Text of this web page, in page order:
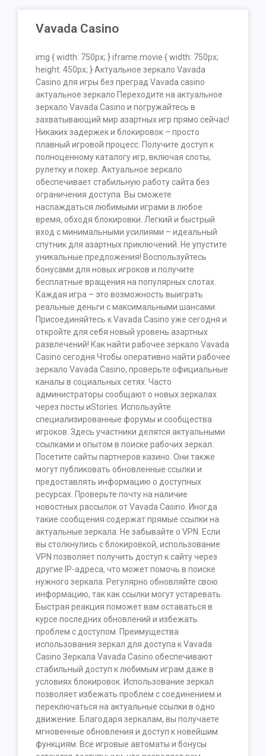
Vavada Casino
img { width: 750px; } iframe.movie { width: 750px;
height: 450px; } Актуальное зеркало Vavada
Casino для игры без преград Vavada casino
актуальное зеркало Переходите на актуальное
зеркало Vavada Casino и погружайтесь в
захватывающий мир азартных игр прямо сейчас!
Никаких задержек и блокировок – просто
плавный игровой процесс. Получите доступ к
полноценному каталогу игр, включая слоты,
рулетку и покер. Актуальное зеркало
обеспечивает стабильную работу сайта без
ограничения доступа. Вы сможете
наслаждаться любимыми играми в любое
время, обходя блокировки. Легкий и быстрый
вход с минимальными усилиями – идеальный
спутник для азартных приключений. Не упустите
уникальные предложения! Воспользуйтесь
бонусами для новых игроков и получите
бесплатные вращения на популярных слотах.
Каждая игра – это возможность выиграть
реальные деньги с максимальными шансами.
Присоединяйтесь к Vavada Casino уже сегодня и
откройте для себя новый уровень азартных
развлечений! Как найти рабочее зеркало Vavada
Casino сегодня Чтобы оперативно найти рабочее
зеркало Vavada Casino, проверьте официальные
каналы в социальных сетях. Часто
администраторы сообщают о новых зеркалах
через посты иStories. Используйте
специализированные форумы и сообщества
игроков. Здесь участники делятся актуальными
ссылками и опытом в поиске рабочих зеркал.
Посетите сайты партнеров казино. Они также
могут публиковать обновленные ссылки и
предоставлять информацию о доступных
ресурсах. Проверьте почту на наличие
новостных рассылок от Vavada Casino. Иногда
такие сообщения содержат прямые ссылки на
актуальные зеркала. Не забывайте о VPN. Если
вы столкнулись с блокировкой, использование
VPN позволяет получить доступ к сайту через
другие IP-адреса, что может помочь в поиске
нужного зеркала. Регулярно обновляйте свою
информацию, так как ссылки могут устаревать.
Быстрая реакция поможет вам оставаться в
курсе последних обновлений и избежать
проблем с доступом. Преимущества
использования зеркал для доступа к Vavada
Casino Зеркала Vavada Casino обеспечивают
стабильный доступ к любимым играм даже в
условиях блокировок. Использование зеркал
позволяет избежать проблем с соединением и
переключаться на актуальные ссылки в одно
движение. Благодаря зеркалам, вы получаете
мгновенные обновления и доступ к новейшим
функциям. Все игровые автоматы и бонусы